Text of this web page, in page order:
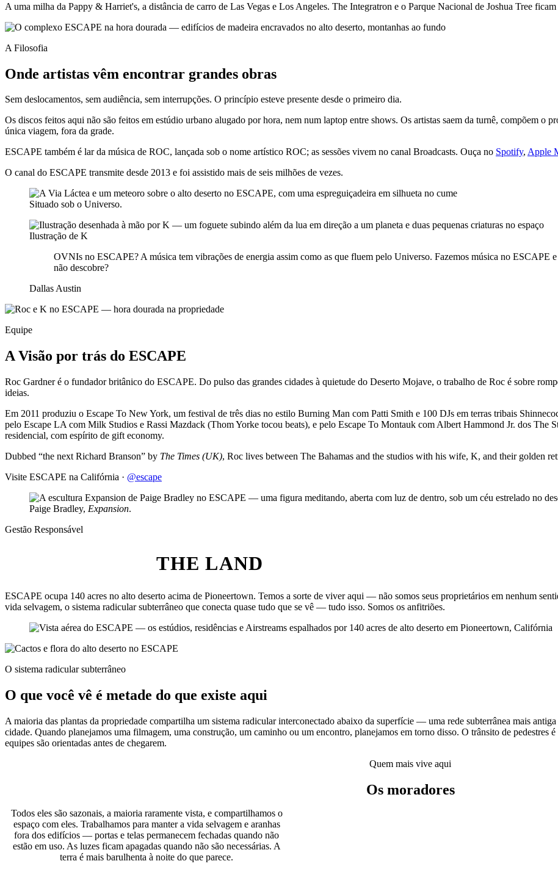
A uma milha da Pappy & Harriet's, a distância de carro de Las Vegas e Los Angeles. The Integratron e o Parque Nacional de Joshua Tree
A Filosofia
Onde artistas vêm encontrar grandes obras
Sem deslocamentos, sem audiência, sem interrupções. O princípio esteve presente desde o primeiro dia.
Os discos feitos aqui não são feitos em estúdio urbano alugado por hora, nem num laptop entre shows. Os artistas saem da turnê, compõem
única viagem, fora da grade.
ESCAPE também é lar da música de ROC, lançada sob o nome artístico ROC; as sessões vivem no canal Broadcasts. Ouça no Spotify, Apple
O canal do ESCAPE transmite desde 2013 e foi assistido mais de seis milhões de vezes.
Situado sob o Universo.
Ilustração de K
OVNIs no ESCAPE? A música tem vibrações de energia assim como as que fluem pelo Universo. Fazemos música no ESCAPE
não descobre?
Dallas Austin
Equipe
A Visão por trás do ESCAPE
Roc Gardner é o fundador britânico do ESCAPE. Do pulso das grandes cidades à quietude do Deserto Mojave, o trabalho de Roc é sobre
ideias.
Em 2011 produziu o Escape To New York, um festival de três dias no estilo Burning Man com Patti Smith e 100 DJs em terras tribais
pelo Escape LA com Milk Studios e Rassi Mazdack (Thom Yorke tocou beats), e pelo Escape To Montauk com Albert Hammond Jr. dos The
residencial, com espírito de gift economy.
Dubbed “the next Richard Branson” by The Times (UK), Roc lives between The Bahamas and the studios with his wife, K, and their golden
Visite ESCAPE na Califórnia · @escape
Paige Bradley, Expansion.
Gestão Responsável
THE LAND
ESCAPE ocupa 140 acres no alto deserto acima de Pioneertown. Temos a sorte de viver aqui — não somos seus proprietários em nenhum
vida selvagem, o sistema radicular subterrâneo que conecta quase tudo que se vê — tudo isso. Somos os anfitriões.
O sistema radicular subterrâneo
O que você vê é metade do que existe aqui
A maioria das plantas da propriedade compartilha um sistema radicular interconectado abaixo da superfície — uma rede subterrânea mais
cidade. Quando planejamos uma filmagem, uma construção, um caminho ou um encontro, planejamos em torno disso. O trânsito de pedestres
equipes são orientadas antes de chegarem.
Quem mais vive aqui
Os moradores
Todos eles são sazonais, a maioria raramente vista, e compartilhamos o
espaço com eles. Trabalhamos para manter a vida selvagem e aranhas
fora dos edifícios — portas e telas permanecem fechadas quando não
estão em uso. As luzes ficam apagadas quando não são necessárias. A
terra é mais barulhenta à noite do que parece.